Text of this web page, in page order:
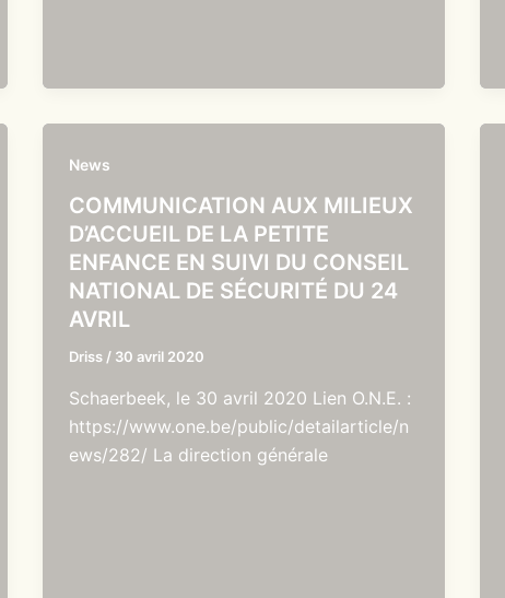
News
COMMUNICATION AUX MILIEUX
D’ACCUEIL DE LA PETITE
ENFANCE EN SUIVI DU CONSEIL
NATIONAL DE SÉCURITÉ DU 24
AVRIL
Driss / 30 avril 2020
Schaerbeek, le 30 avril 2020 Lien O.N.E. :
https://www.one.be/public/detailarticle/n
ews/282/ La direction générale